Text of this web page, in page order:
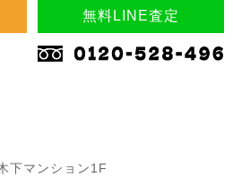
無料LINE査定
下マンション1F